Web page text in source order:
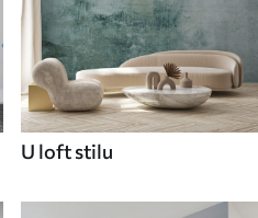
U loft stilu